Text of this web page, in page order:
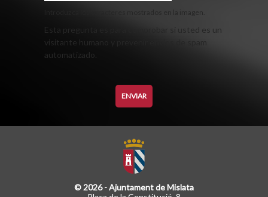
Introduzca los caracteres mostrados en la imagen.
Esta pregunta es para comprobar si usted es un
visitante humano y prevenir envíos de spam
automatizado.
© 2026 - Ajuntament de Mislata